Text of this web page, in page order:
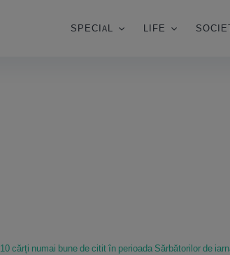
SPECIAL LIFE
10 cărți numai bune de citit în perioada Sărbătorilor de